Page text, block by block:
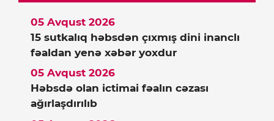
15 sutkalıq həbsdən çıxmış dini inanclı
fəaldan yenə xəbər yoxdur
05 Avqust 2026
Həbsdə olan ictimai fəalın cəzası
ağırlaşdırılıb
05 Avqust 2026